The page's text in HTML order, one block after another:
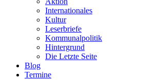
Internationales
Kultur
Leserbriefe
Kommunalpolitik
Hintergrund
Die Letzte Seite
Blog
Termine